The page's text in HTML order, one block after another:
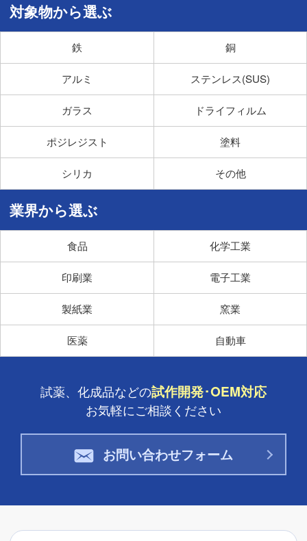
対象物から選ぶ
鉄 銅
アルミ ステンレス(SUS)
ガラス ドライフィルム
ポジレジスト 塗料
シリカ その他
業界から選ぶ
食品 化学工業
印刷業 電子工業
製紙業 窯業
医薬 自動車
試薬、化成品などの試作開発･OEM対応
お気軽にご相談ください
お問い合わせフォーム